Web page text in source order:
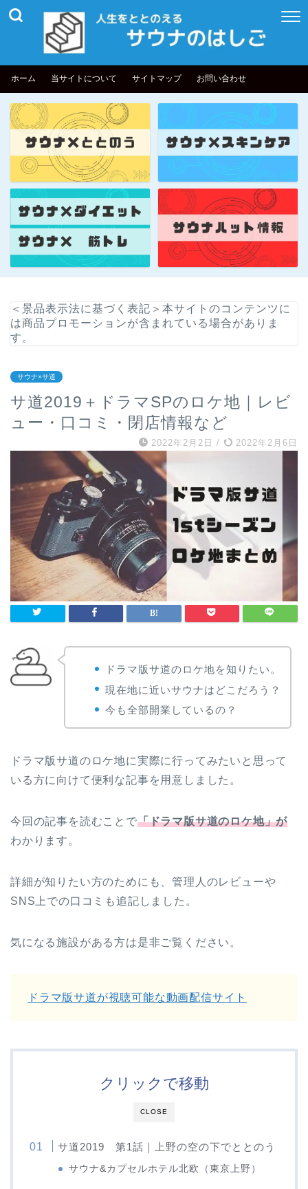
ホーム 当サイトについて サイトマップ お問い合わせ
＜景品表示法に基づく表記＞本サイトのコンテンツに
は商品プロモーションが含まれている場合がありま
す。
サウナ×サ道
サ道2019＋ドラマSPのロケ地｜レビ
ュー・口コミ・閉店情報など
2022年2月2日 / 2022年2月6日
ドラマ版サ道のロケ地を知りたい。
現在地に近いサウナはどこだろう？
今も全部開業しているの？
ドラマ版サ道のロケ地に実際に行ってみたいと思って
いる方に向けて便利な記事を用意しました。
今回の記事を読むことで「ドラマ版サ道のロケ地」が
わかります。
詳細が知りたい方のためにも、管理人のレビューや
SNS上での口コミも追記しました。
気になる施設がある方は是非ご覧ください。
ドラマ版サ道が視聴可能な動画配信サイト
CLOSE
クリックで移動
サ道2019 第1話｜上野の空の下でととのう
サウナ&カプセルホテル北欧（東京上野）